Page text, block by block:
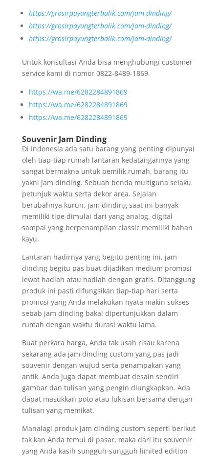
https://grosirpayungterbalik.com/jam-dinding/
https://grosirpayungterbalik.com/jam-dinding/
https://grosirpayungterbalik.com/jam-dinding/
Untuk konsultasi Anda bisa menghubungi customer
service kami di nomor 0822-8489-1869.
https://wa.me/6282284891869
https://wa.me/6282284891869
https://wa.me/6282284891869
Souvenir Jam Dinding
Di Indonesia ada satu barang yang penting dipunyai
oleh tiap-tiap rumah lantaran kedatangannya yang
sangat bermakna untuk pemilik rumah, barang itu
yakni jam dinding. Sebuah benda multiguna selaku
petunjuk waktu serta dekor area. Sejalan
berubahnya kurun, jam dinding saat ini banyak
memiliki tipe dimulai dari yang analog, digital
sampai yang berpenampilan classic memiliki bahan
kayu.
Lantaran hadirnya yang begitu penting ini, jam
dinding begitu pas buat dijadikan medium promosi
lewat hadiah atau hadiah dengan gratis. Ditanggung
produk ini pasti difungsikan tiap-tiap hari serta
promosi yang Anda melakukan nyata makin sukses
sebab jam dinding bakal dipertunjukkan dalam
rumah dengan waktu durasi waktu lama.
Buat perkara harga, Anda tak usah risau karena
sekarang ada jam dinding custom yang pas jadi
souvenir dengan wujud serta penampakan yang
antik. Anda juga dapat membuat desain sendiri
gambar dan tulisan yang pengin diungkapkan. Ada
dapat masukkan poto atau lukisan bersama dengan
tulisan yang memikat.
Manalagi produk jam dinding custom seperti berikut
tak kan Anda temui di pasar, maka dari itu souvenir
yang Anda kasih sungguh-sungguh limited edition